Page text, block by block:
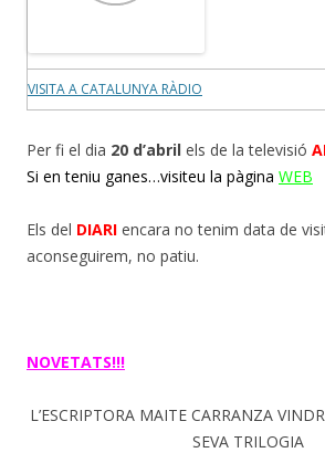
VISITA A CATALUNYA RÀDIO
Per fi el dia 20 d’abril els de la televisió
Si en teniu ganes…visiteu la pàgina WEB
Els del DIARI encara no tenim data de
aconseguirem, no patiu.
NOVETATS!!!
L’ESCRIPTORA MAITE CARRANZA
SEVA TRILOGIA